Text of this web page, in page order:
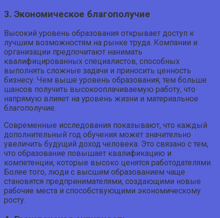
3. Экономическое благополучие
Высокий уровень образования открывает доступ к
лучшим возможностям на рынке труда. Компании и
организации предпочитают нанимать
квалифицированных специалистов, способных
выполнять сложные задачи и приносить ценность
бизнесу. Чем выше уровень образования, тем больше
шансов получить высокооплачиваемую работу, что
напрямую влияет на уровень жизни и материальное
благополучие.
Современные исследования показывают, что каждый
дополнительный год обучения может значительно
увеличить будущий доход человека. Это связано с тем,
что образование повышает квалификацию и
компетенции, которые высоко ценятся работодателями.
Более того, люди с высшим образованием чаще
становятся предпринимателями, создающими новые
рабочие места и способствующими экономическому
росту.